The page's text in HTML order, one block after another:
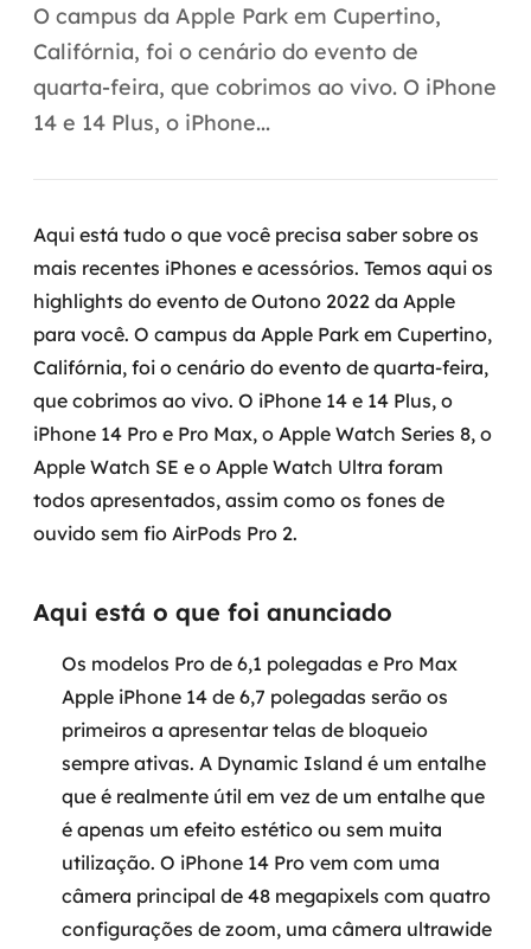
RPA e hiperautomação
AI Day
Engenharia de dados
Data Platforms
Business Intelligence
Data Lakes & Warehouses
Governança de dados
Modernização de aplicações
Desenvolvimento web e mobile
Modernização tecnológica
Arquitetura de soluções
Migração para Cloud
Transformação digital
UX / UI design
Sustentar operações com eficiência
O campus da Apple Park em Cupertino,
Califórnia, foi o cenário do evento de
quarta-feira, que cobrimos ao vivo. O iPhone
14 e 14 Plus, o iPhone...
Aqui está tudo o que você precisa saber sobre os
mais recentes iPhones e acessórios. Temos aqui os
highlights do evento de Outono 2022 da Apple
para você. O campus da Apple Park em Cupertino,
Califórnia, foi o cenário do evento de quarta-feira,
que cobrimos ao vivo. O iPhone 14 e 14 Plus, o
iPhone 14 Pro e Pro Max, o Apple Watch Series 8, o
Apple Watch SE e o Apple Watch Ultra foram
todos apresentados, assim como os fones de
ouvido sem fio AirPods Pro 2.
Aqui está o que foi anunciado
Os modelos Pro de 6,1 polegadas e Pro Max
Apple iPhone 14 de 6,7 polegadas serão os
primeiros a apresentar telas de bloqueio
sempre ativas. A Dynamic Island é um entalhe
que é realmente útil em vez de um entalhe que
é apenas um efeito estético ou sem muita
utilização. O iPhone 14 Pro vem com uma
câmera principal de 48 megapixels com quatro
configurações de zoom, uma câmera ultrawide